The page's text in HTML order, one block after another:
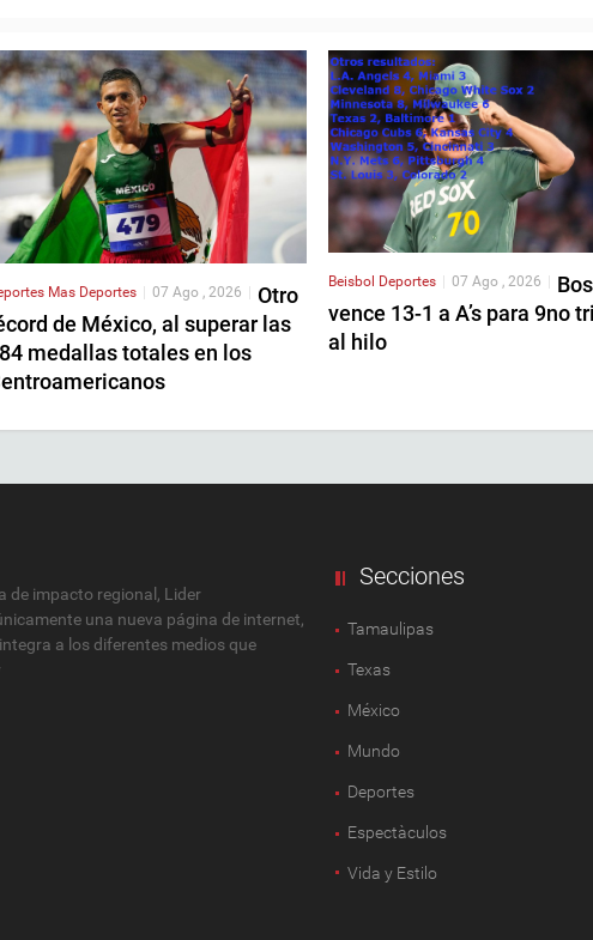
Mas Deportes | 07 Ago , 2026 | Otro
de México, al superar las
medallas totales en los
Beisbol Deportes 07 Ago , 2026
vence 13-1 a A’s para 9no
al hilo
de impacto regional, Lider
una nueva página de internet,
a los diferentes medios que
Secciones
Tamaulipas
Texas
México
Mundo
Deportes
Espectàculos
Vida y Estilo